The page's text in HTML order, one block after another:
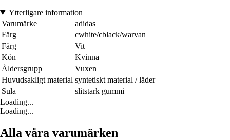
Ytterligare information
Varumärke
adidas
Färg
cwhite/cblack/warvan
Färg
Vit
Kön
Kvinna
Åldersgrupp
Vuxen
Huvudsakligt material syntetiskt material / läder
Sula
slitstark gummi
Loading...
Loading...
Alla våra varumärken